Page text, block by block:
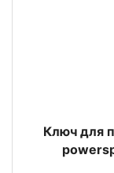
Ключ для